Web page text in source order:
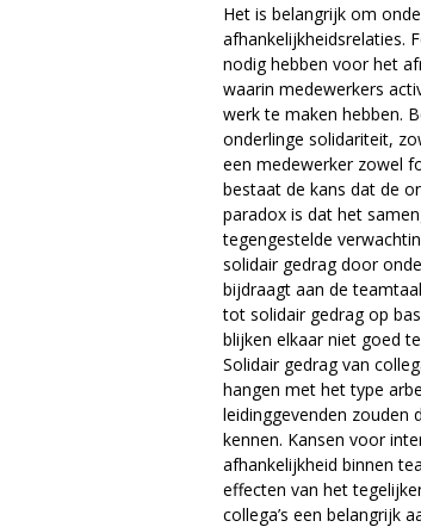
Het is belangrijk om
afhankelijkheidsrelaties.
nodig hebben voor het
waarin medewerkers
werk te maken hebben.
onderlinge solidariteit,
een medewerker zowel
bestaat de kans dat de
paradox is dat het
tegengestelde
solidair gedrag door
bijdraagt aan de
tot solidair gedrag op
blijken elkaar niet goed
Solidair gedrag van
hangen met het type
leidinggevenden zouden
kennen. Kansen voor
afhankelijkheid binnen
effecten van het
collega’s een belangrijk